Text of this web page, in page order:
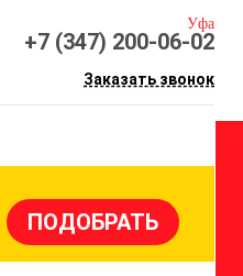
Уфа
+7 (347) 200-06-02
Заказать звонок